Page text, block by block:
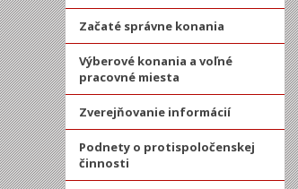
Začaté správne konania
Výberové konania a voľné
pracovné miesta
Zverejňovanie informácií
Podnety o protispoločenskej
činnosti